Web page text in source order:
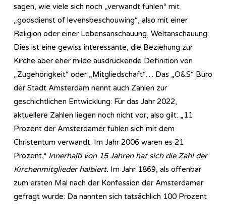
sagen, wie viele sich noch „verwandt fühlen“ mit
„godsdienst of levensbeschouwing“, also mit einer
Religion oder einer Lebensanschauung, Weltanschauung:
Dies ist eine gewiss interessante, die Beziehung zur
Kirche aber eher milde ausdrückende Definition von
„Zugehörigkeit“ oder „Mitgliedschaft“… Das „O&S“ Büro
der Stadt Amsterdam nennt auch Zahlen zur
geschichtlichen Entwicklung: Für das Jahr 2022,
aktuellere Zahlen liegen noch nicht vor, also gilt: „11
Prozent der Amsterdamer fühlen sich mit dem
Christentum verwandt. Im Jahr 2006 waren es 21
Prozent.“ Innerhalb von 15 Jahren hat sich die Zahl der
Kirchenmitglieder halbiert. Im Jahr 1869, als offenbar
zum ersten Mal nach der Konfession der Amsterdamer
gefragt wurde: Da nannten sich tatsächlich 100 Prozent